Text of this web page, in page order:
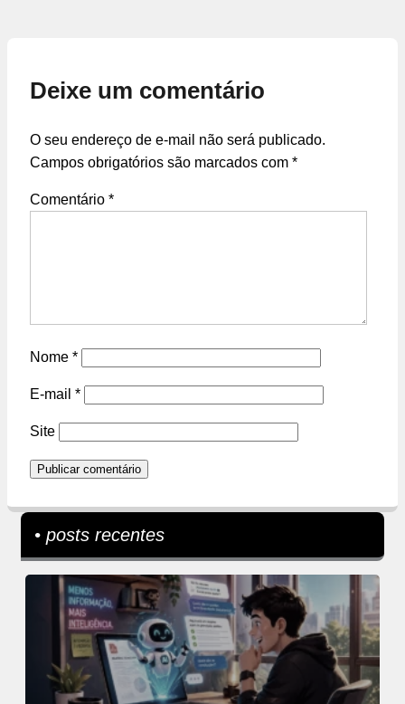
Deixe um comentário
O seu endereço de e-mail não será publicado.
Campos obrigatórios são marcados com *
Comentário *
Nome *
E-mail *
Site
• posts recentes